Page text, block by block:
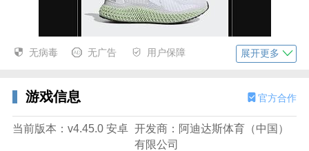
无病毒 无广告 用户保障 展开更多
游戏信息 官方合作
当前版本：v4.45.0 安卓 开发商：阿迪达斯体育（中国）
有限公司